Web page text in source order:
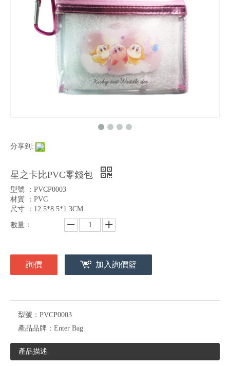
分享到:
星之卡比PVC零錢包
型號 ：PVCP0003
材質 ：PVC
尺寸 ：12.5*8.5*1.3CM
數量：
詢價 加入詢價籃
型號： PVCP0003
產品品牌： Enter Bag
產品描述